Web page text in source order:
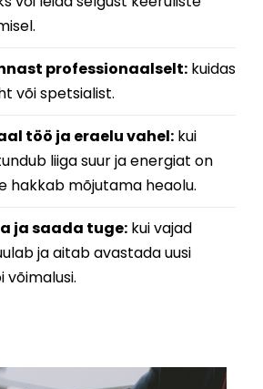
professionaalselt: kuidas
või spetsialist.
töö ja eraelu vahel: kui
liiga suur ja energiat on
hakkab mõjutama heaolu.
ja saada tuge: kui vajad
ja aitab avastada uusi
võimalusi.